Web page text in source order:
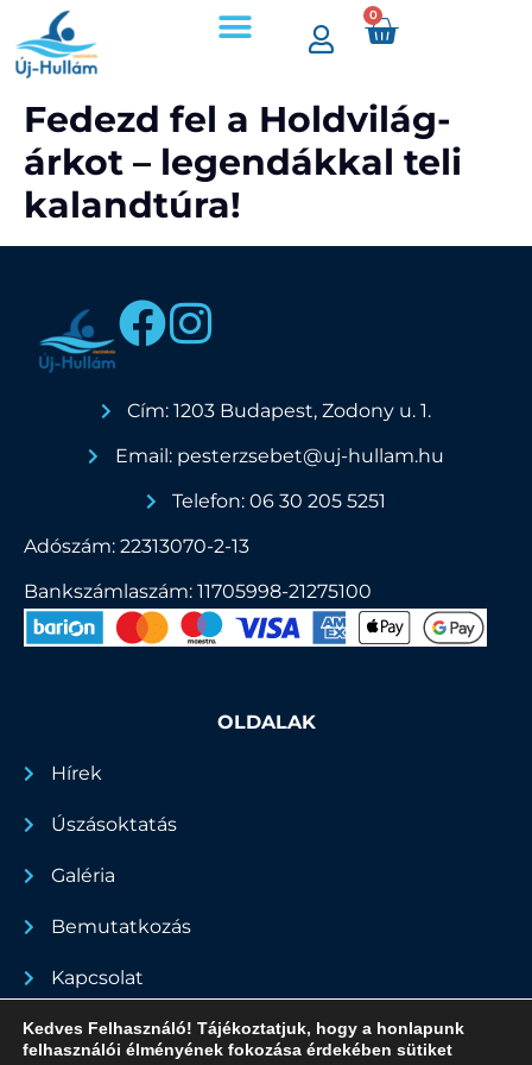
0
Fedezd fel a Holdvilág-
árkot – legendákkal teli
kalandtúra!
Cím: 1203 Budapest, Zodony u. 1.
Email: pesterzsebet@uj-hullam.hu
Telefon: 06 30 205 5251
Adószám: 22313070-2-13
Bankszámlaszám: 11705998-21275100
OLDALAK
Hírek
Úszásoktatás
Galéria
Bemutatkozás
Kapcsolat
Dokumentumok
Kedves Felhasználó! Tájékoztatjuk, hogy a honlapunk
felhasználói élményének fokozása érdekében sütiket